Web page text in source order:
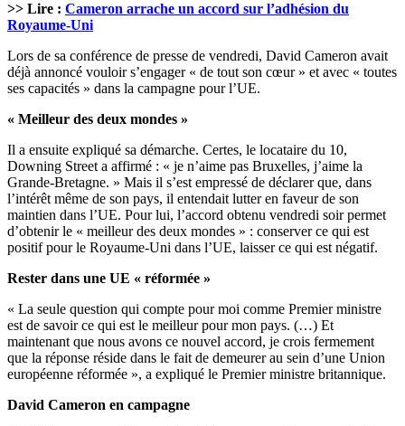
>> Lire : Cameron arrache un accord sur l’adhésion du
Royaume-Uni
Lors de sa conférence de presse de vendredi, David Cameron avait
déjà annoncé vouloir s’engager « de tout son cœur » et avec « toutes
ses capacités » dans la campagne pour l’UE.
« Meilleur des deux mondes »
Il a ensuite expliqué sa démarche. Certes, le locataire du 10,
Downing Street a affirmé : « je n’aime pas Bruxelles, j’aime la
Grande-Bretagne. » Mais il s’est empressé de déclarer que, dans
l’intérêt même de son pays, il entendait lutter en faveur de son
maintien dans l’UE. Pour lui, l’accord obtenu vendredi soir permet
d’obtenir le « meilleur des deux mondes » : conserver ce qui est
positif pour le Royaume-Uni dans l’UE, laisser ce qui est négatif.
Rester dans une UE « réformée »
« La seule question qui compte pour moi comme Premier ministre
est de savoir ce qui est le meilleur pour mon pays. (…) Et
maintenant que nous avons ce nouvel accord, je crois fermement
que la réponse réside dans le fait de demeurer au sein d’une Union
européenne réformée », a expliqué le Premier ministre britannique.
David Cameron en campagne